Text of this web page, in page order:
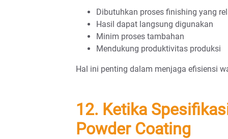
Dibutuhkan proses finishing yang
Hasil dapat langsung digunakan
Minim proses tambahan
Mendukung produktivitas produksi
Hal ini penting dalam menjaga efisiensi
12. Ketika
Powder Coating